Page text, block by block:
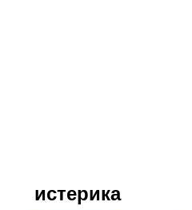
истерика